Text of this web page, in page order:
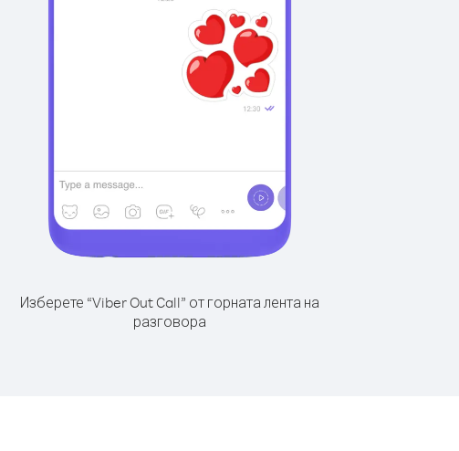
Изберете “Viber Out Call” от горната лента на
разговора